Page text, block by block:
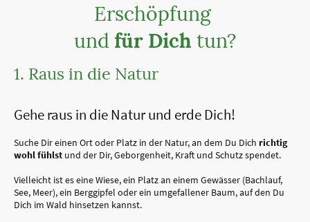
Erschöpfung
und für Dich tun?
1. Raus in die Natur
Gehe raus in die Natur und erde Dich!
Suche Dir einen Ort oder Platz in der Natur, an dem Du Dich richtig
wohl fühlst und der Dir, Geborgenheit, Kraft und Schutz spendet.
Vielleicht ist es eine Wiese, ein Platz an einem Gewässer (Bachlauf,
See, Meer), ein Berggipfel oder ein umgefallener Baum, auf den Du
Dich im Wald hinsetzen kannst.